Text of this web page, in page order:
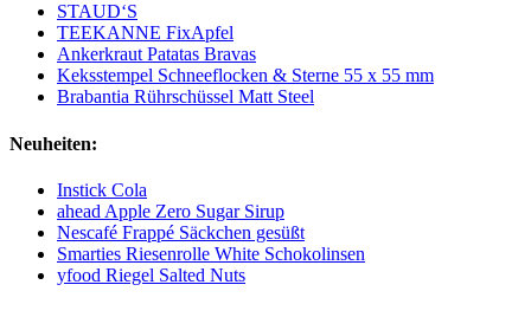
STAUD‘S
TEEKANNE FixApfel
Ankerkraut Patatas Bravas
Keksstempel Schneeflocken & Sterne 55 x 55 mm
Brabantia Rührschüssel Matt Steel
Neuheiten:
Instick Cola
ahead Apple Zero Sugar Sirup
Nescafé Frappé Säckchen gesüßt
Smarties Riesenrolle White Schokolinsen
yfood Riegel Salted Nuts